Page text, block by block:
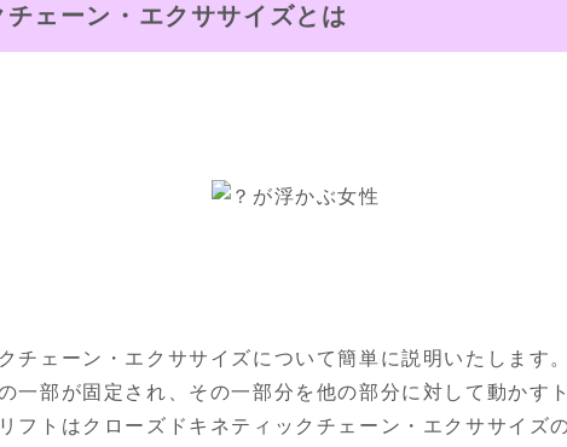
ェーン・エクササイズとは
チェーン・エクササイズについて簡単に説明いたします。
一部が固定され、その一部分を他の部分に対して動かす
フトはクローズドキネティックチェーン・エクササイズ